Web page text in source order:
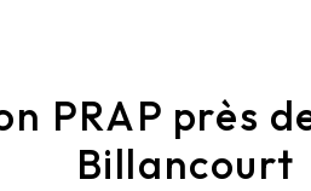
PRAP près
Billancourt